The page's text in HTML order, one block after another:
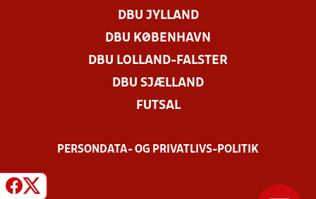
DBU JYLLAND
DBU KØBENHAVN
DBU LOLLAND-FALSTER
DBU SJÆLLAND
FUTSAL
PERSONDATA- OG PRIVATLIVS-POLITIK